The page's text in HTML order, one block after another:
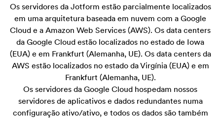
Os servidores da Jotform estão parcialmente localizados
em uma arquitetura baseada em nuvem com a Google
Cloud e a Amazon Web Services (AWS). Os data centers
da Google Cloud estão localizados no estado de Iowa
(EUA) e em Frankfurt (Alemanha, UE). Os data centers da
AWS estão localizados no estado da Virgínia (EUA) e em
Frankfurt (Alemanha, UE).
Os servidores da Google Cloud hospedam nossos
servidores de aplicativos e dados redundantes numa
configuração ativo/ativo, e todos os dados são também